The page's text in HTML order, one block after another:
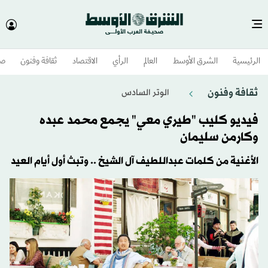
الرئيسية الشرق الأوسط​ العالم الرأي الاقتصاد ثقافة وفنون
ثقافة وفنون الوتر السادس
فيديو كليب "طيري معي" يجمع محمد عبده
وكارمن سليمان
الأغنية من كلمات عبداللطيف آل الشيخ .. وتبث أول أيام العيد